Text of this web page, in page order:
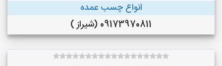
انواع چسب عمده
09173970811 (شیراز )